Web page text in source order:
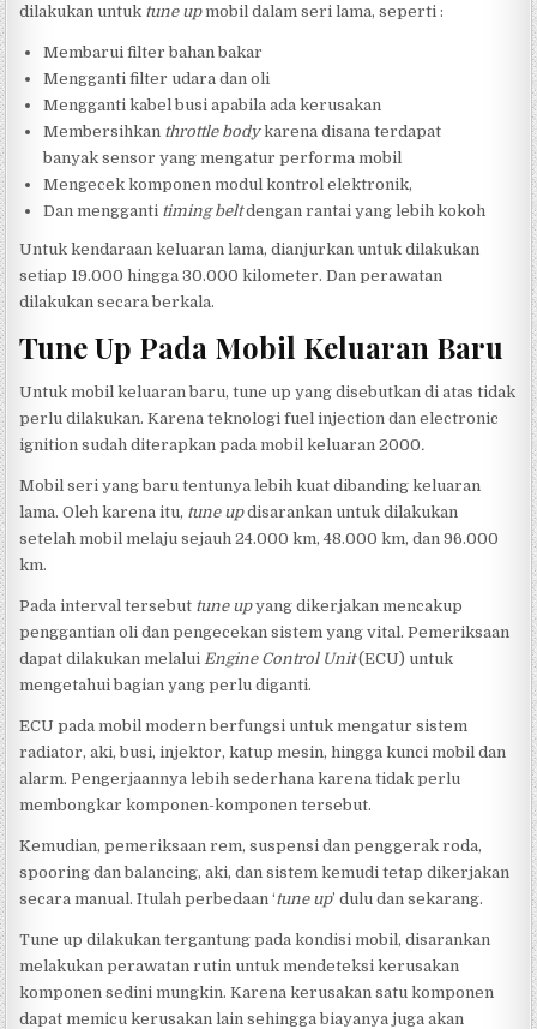
dilakukan untuk tune upmobil dalam seri lama, seperti :
Membarui filter bahan bakar
Mengganti filter udara dan oli
Mengganti kabel busi apabila ada kerusakan
Membersihkan throttle bodykarena disana terdapat
banyak sensor yang mengatur performa mobil
Mengecek komponen modul kontrol elektronik,
Dan mengganti timing beltdengan rantai yang lebih kokoh
Untuk kendaraan keluaran lama, dianjurkan untuk dilakukan
setiap 19.000 hingga 30.000 kilometer. Dan perawatan
dilakukan secara berkala.
Tune Up Pada Mobil Keluaran Baru
Untuk mobil keluaran baru, tune up yang disebutkan di atas tidak
perlu dilakukan. Karena teknologi fuel injection dan electronic
ignition sudah diterapkan pada mobil keluaran 2000.
Mobil seri yang baru tentunya lebih kuat dibanding keluaran
lama. Oleh karena itu, tune updisarankan untuk dilakukan
setelah mobil melaju sejauh 24.000 km, 48.000 km, dan 96.000
km.
Pada interval tersebut tune upyang dikerjakan mencakup
penggantian oli dan pengecekan sistem yang vital. Pemeriksaan
dapat dilakukan melalui Engine Control Unit(ECU) untuk
mengetahui bagian yang perlu diganti.
ECU pada mobil modern berfungsi untuk mengatur sistem
radiator, aki, busi, injektor, katup mesin, hingga kunci mobil dan
alarm. Pengerjaannya lebih sederhana karena tidak perlu
membongkar komponen-komponen tersebut.
Kemudian, pemeriksaan rem, suspensi dan penggerak roda,
spooring dan balancing, aki, dan sistem kemudi tetap dikerjakan
secara manual. Itulah perbedaan ‘tune up’ dulu dan sekarang.
Tune up dilakukan tergantung pada kondisi mobil, disarankan
melakukan perawatan rutin untuk mendeteksi kerusakan
komponen sedini mungkin. Karena kerusakan satu komponen
dapat memicu kerusakan lain sehingga biayanya juga akan